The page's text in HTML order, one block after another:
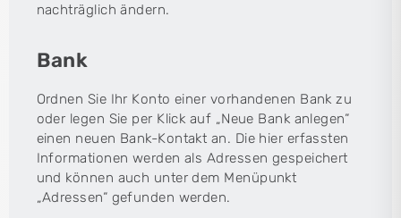
nachträglich ändern.
Bank
Ordnen Sie Ihr Konto einer vorhandenen Bank zu
oder legen Sie per Klick auf „Neue Bank anlegen“
einen neuen Bank-Kontakt an. Die hier erfassten
Informationen werden als Adressen gespeichert
und können auch unter dem Menüpunkt
„Adressen“ gefunden werden.